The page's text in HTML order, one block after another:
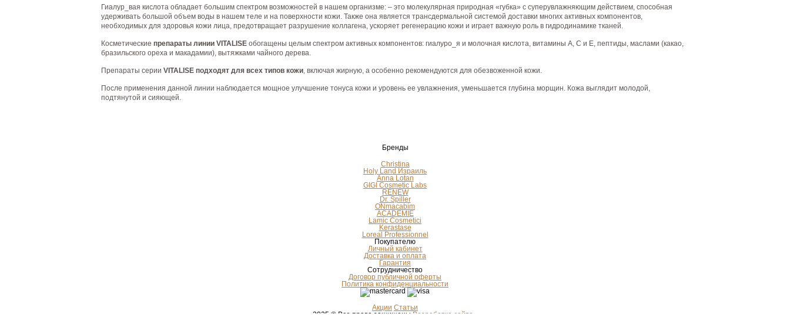
Гиалур_вая кислота обладает большим спектром возможностей в нашем организме: – это молекулярная природная «губка» с суперувлажняющим действием, способная
удерживать большой объем воды в нашем теле и на поверхности кожи. Также она является трансдермальной системой доставки многих активных компонентов,
необходимых для здоровья кожи лица, предотвращает разрушение коллагена, ускоряет регенерацию кожи и играет важную роль в гидродинамике тканей.
Косметические препараты линии VITALISE обогащены целым спектром активных компонентов: гиалуро_я и молочная кислота, витамины А, С и Е, пептиды, маслами (какао,
бразильского ореха и макадамии), вытяжками чайного дерева.
Препараты серии VITALISE подходят для всех типов кожи, включая жирную, а особенно рекомендуются для обезвоженной кожи.
После применения данной линии наблюдается мощное улучшение тонуса кожи и уровень ее увлажнения, уменьшается глубина морщин. Кожа выглядит молодой,
подтянутой и сияющей.
Бренды
Christina
Holy Land Израиль
Anna Lotan
GIGI Cosmetic Labs
RENEW
Dr. Spiller
ONmacabim
ACADEMIE
Lamic Cosmetici
Kerastase
Loreal Professionnel
Покупателю
Личный кабинет
Доставка и оплата
Гарантия
Сотрудничество
Договор публичной оферты
Политика конфиденциальности
Акции Статьи
2025 © Все права защищены Разработка сайта -